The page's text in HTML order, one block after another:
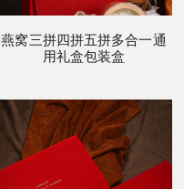
燕窝三拼四拼五拼多合一通
用礼盒包装盒